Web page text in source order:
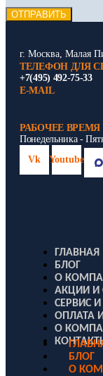
ОТПРАВИТЬ
г. Москва, Малая
ТЕЛЕФОН ДЛЯ
+7(495) 492-75-33
E-MAIL
РАБОЧЕЕ ВРЕМЯ
Понедельника -
Vk
Youtube
ГЛАВНАЯ
БЛОГ
О
АКЦИИ И
СЕРВИС
ОПЛАТА
О
БЛОГ
О